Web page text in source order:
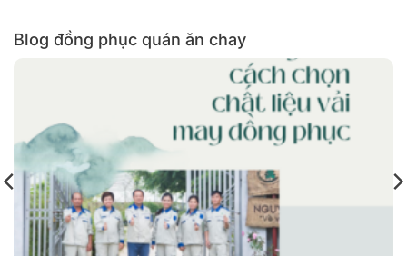
Blog đồng phục quán ăn chay